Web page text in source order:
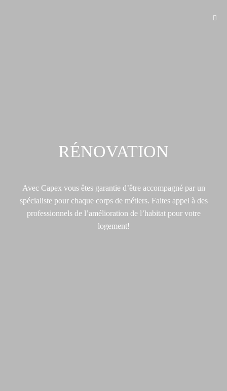
RÉNOVATION
Avec Capex vous êtes garantie d’être accompagné par un
spécialiste pour chaque corps de métiers. Faites appel à des
professionnels de l’amélioration de l’habitat pour votre
logement!